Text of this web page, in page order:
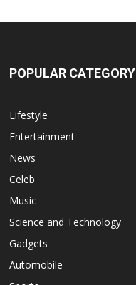
POPULAR CATEGORY
Lifestyle
Entertainment
News
Celeb
Music
Science and Technology
Gadgets
Automobile